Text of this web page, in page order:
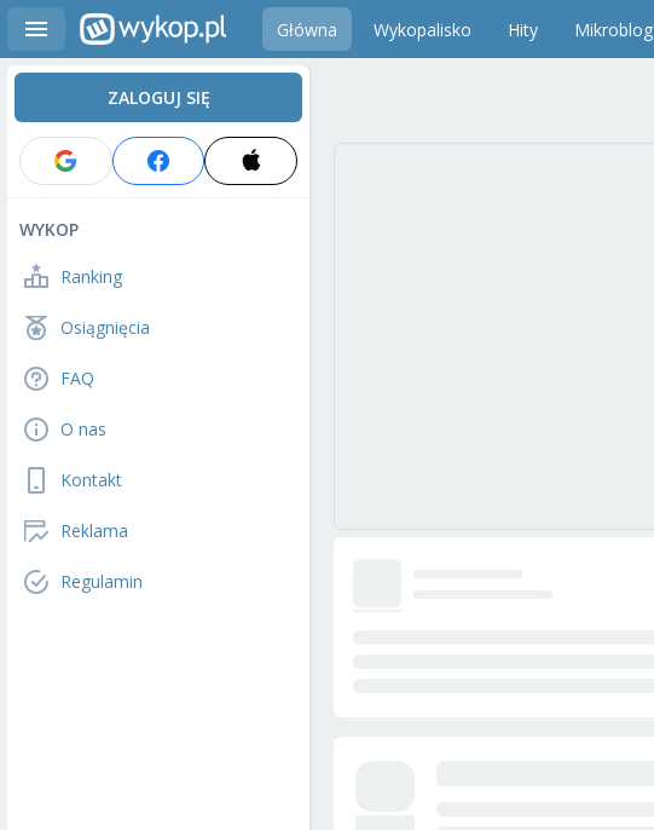
Główna Wykopalisko Hity Mikroblog
ZALOGUJ SIĘ
WYKOP
Ranking
Osiągnięcia
FAQ
O nas
Kontakt
Reklama
Regulamin